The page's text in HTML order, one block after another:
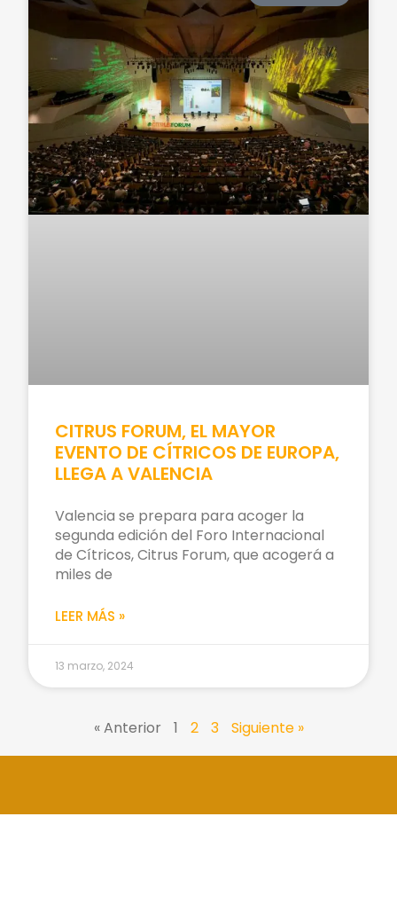
CITRUS FORUM, EL MAYOR
EVENTO DE CÍTRICOS DE EUROPA,
LLEGA A VALENCIA
Valencia se prepara para acoger la
segunda edición del Foro Internacional
de Cítricos, Citrus Forum, que acogerá a
miles de
LEER MÁS »
13 marzo, 2024
« Anterior 1 2 3 Siguiente »